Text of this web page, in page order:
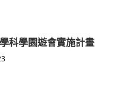
科學園遊會實施計畫